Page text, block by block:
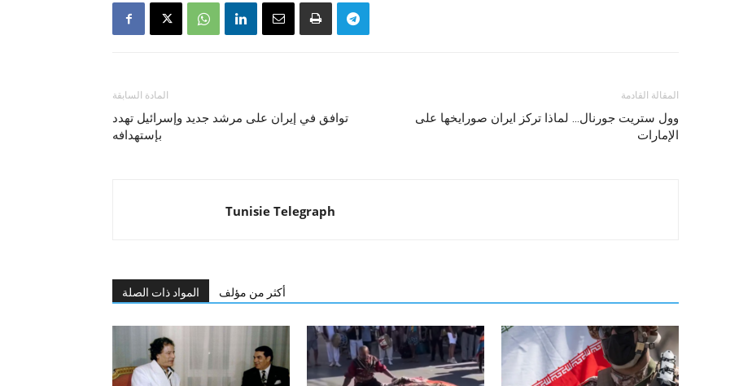
المادة السابقة
توافق في إيران على مرشد جديد وإسرائيل تهدد
بإستهدافه
المقالة القادمة
وول ستريت جورنال… لماذا تركز ايران صورايخها على
الإمارات
Tunisie Telegraph
المواد ذات الصلة أكثر من مؤلف